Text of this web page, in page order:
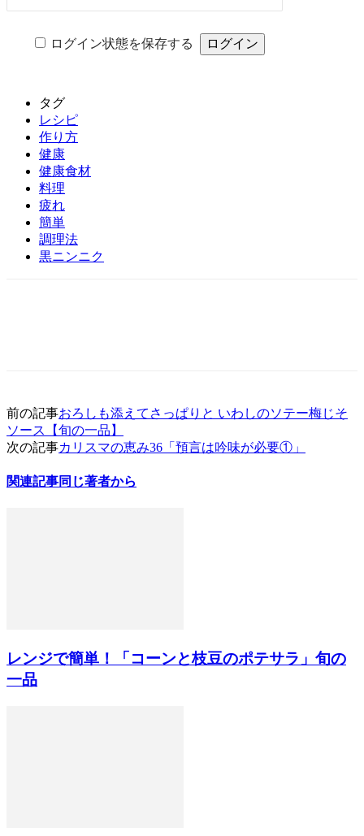
ログイン状態を保存する
タグ
レシピ
作り方
健康
健康食材
料理
疲れ
簡単
調理法
黒ニンニク
前の記事おろしも添えてさっぱりと いわしのソテー梅じそ
ソース【旬の一品】
次の記事カリスマの恵み36「預言は吟味が必要①」
関連記事同じ著者から
レンジで簡単！「コーンと枝豆のポテサラ」旬の
一品